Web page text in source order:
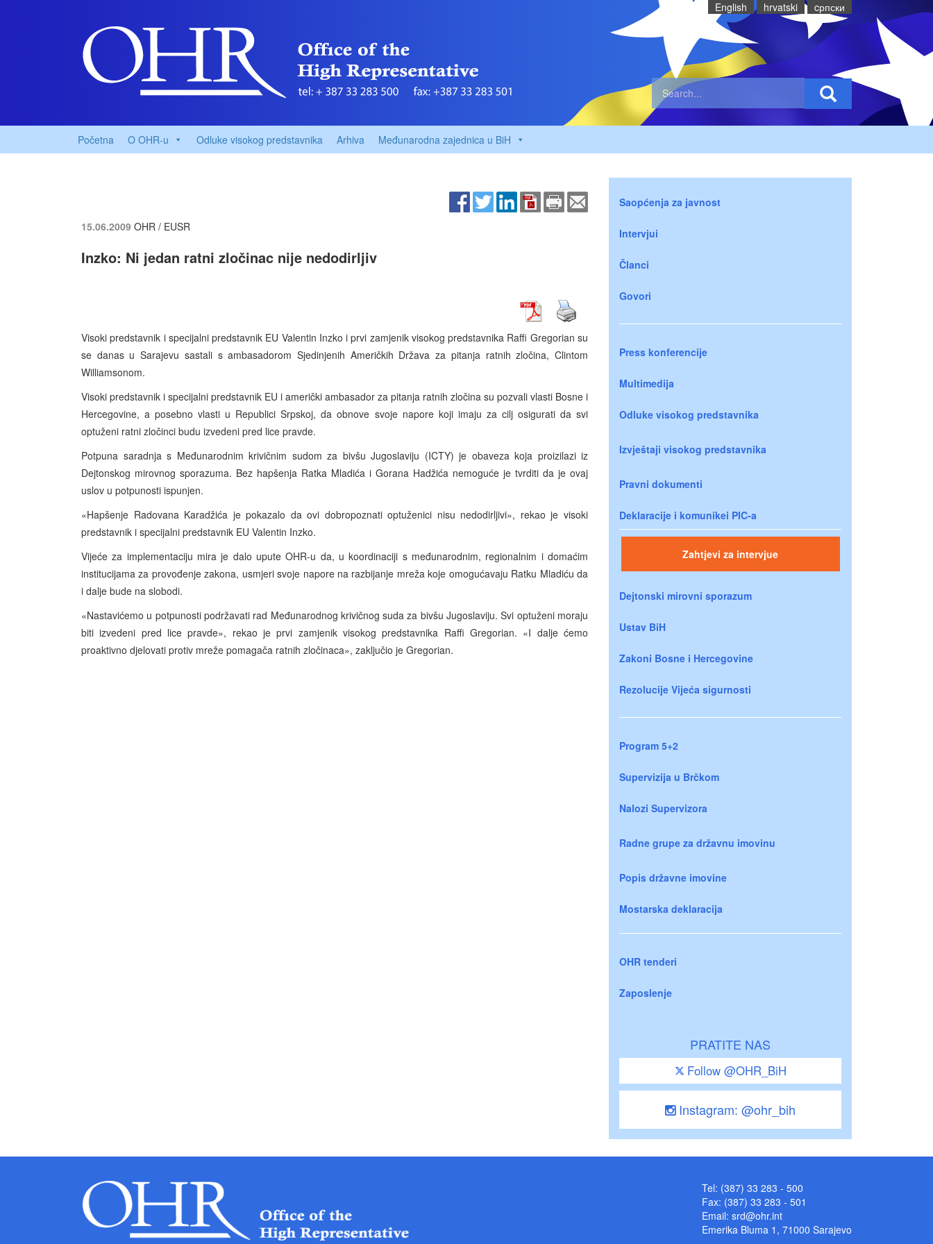
English hrvatski cрпски
Početna O OHR-u Odluke visokog predstavnika Arhiva Međunarodna zajednica u BiH
15.06.2009 OHR / EUSR
Inzko: Ni jedan ratni zločinac nije nedodirljiv
Visoki predstavnik i specijalni predstavnik EU Valentin Inzko i prvi zamjenik visokog predstavnika Raffi Gregorian su
se danas u Sarajevu sastali s ambasadorom Sjedinjenih Američkih Država za pitanja ratnih zločina, Clintom
Williamsonom.
Visoki predstavnik i specijalni predstavnik EU i američki ambasador za pitanja ratnih zločina su pozvali vlasti Bosne i
Hercegovine, a posebno vlasti u Republici Srpskoj, da obnove svoje napore koji imaju za cilj osigurati da svi
optuženi ratni zločinci budu izvedeni pred lice pravde.
Potpuna saradnja s Međunarodnim krivičnim sudom za bivšu Jugoslaviju (ICTY) je obaveza koja proizilazi iz
Dejtonskog mirovnog sporazuma. Bez hapšenja Ratka Mladića i Gorana Hadžića nemoguće je tvrditi da je ovaj
uslov u potpunosti ispunjen.
«Hapšenje Radovana Karadžića je pokazalo da ovi dobropoznati optuženici nisu nedodirljivi», rekao je visoki
predstavnik i specijalni predstavnik EU Valentin Inzko.
Vijeće za implementaciju mira je dalo upute OHR-u da, u koordinaciji s međunarodnim, regionalnim i domaćim
institucijama za provođenje zakona, usmjeri svoje napore na razbijanje mreža koje omogućavaju Ratku Mladiću da
i dalje bude na slobodi.
«Nastavićemo u potpunosti podržavati rad Međunarodnog krivičnog suda za bivšu Jugoslaviju. Svi optuženi moraju
biti izvedeni pred lice pravde», rekao je prvi zamjenik visokog predstavnika Raffi Gregorian. «I dalje ćemo
proaktivno djelovati protiv mreže pomagača ratnih zločinaca», zaključio je Gregorian.
Saopćenja za javnost
Intervjui
Članci
Govori
Press konferencije
Multimedija
Odluke visokog predstavnika
Izvještaji visokog predstavnika
Pravni dokumenti
Deklaracije i komunikei PIC-a
Zahtjevi za intervjue
Dejtonski mirovni sporazum
Ustav BiH
Zakoni Bosne i Hercegovine
Rezolucije Vijeća sigurnosti
Program 5+2
Supervizija u Brčkom
Nalozi Supervizora
Radne grupe za državnu imovinu
Popis državne imovine
Mostarska deklaracija
OHR tenderi
Zaposlenje
PRATITE NAS
Follow @OHR_BiH
Instagram: @ohr_bih
Tel: (387) 33 283 - 500
Fax: (387) 33 283 - 501
Email: srd@ohr.int
Emerika Bluma 1, 71000 Sarajevo